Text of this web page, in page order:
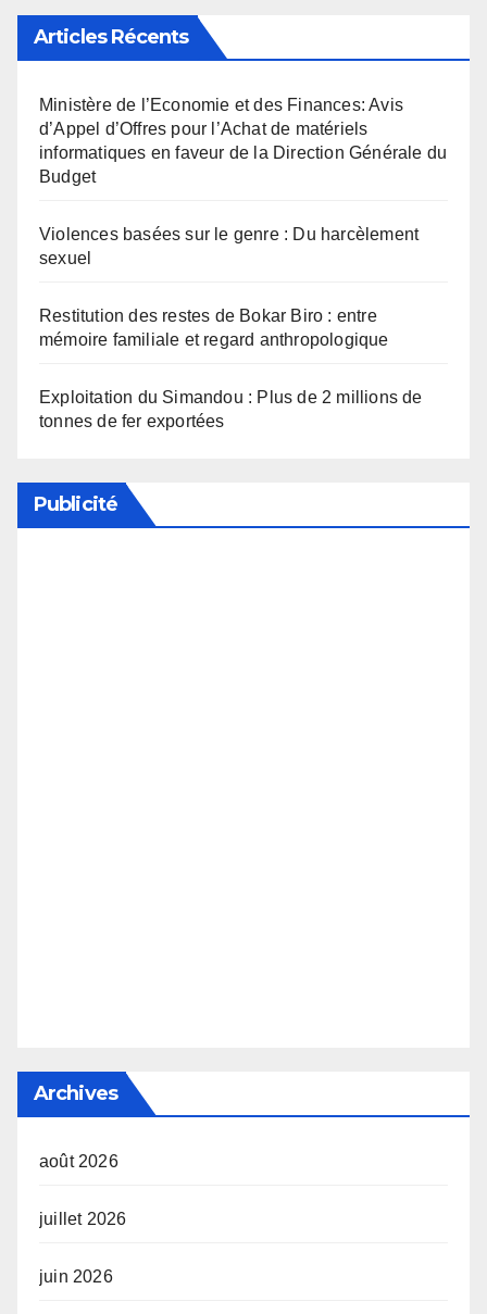
Articles Récents
Ministère de l’Economie et des Finances: Avis
d’Appel d’Offres pour l’Achat de matériels
informatiques en faveur de la Direction Générale du
Budget
Violences basées sur le genre : Du harcèlement
sexuel
Restitution des restes de Bokar Biro : entre
mémoire familiale et regard anthropologique
Exploitation du Simandou : Plus de 2 millions de
tonnes de fer exportées
Publicité
Archives
août 2026
juillet 2026
juin 2026